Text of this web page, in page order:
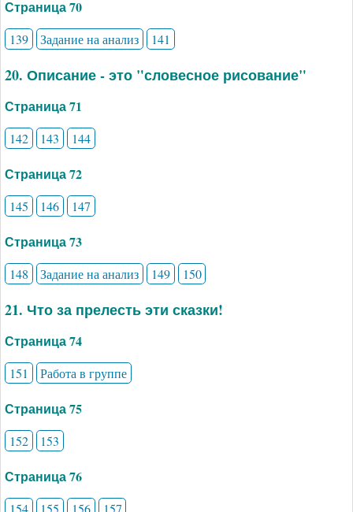
Страница 70
139 Задание на анализ 141
20. Описание - это "словесное рисование"
Страница 71
142 143 144
Страница 72
145 146 147
Страница 73
148 Задание на анализ 149 150
21. Что за прелесть эти сказки!
Страница 74
151 Работа в группе
Страница 75
152 153
Страница 76